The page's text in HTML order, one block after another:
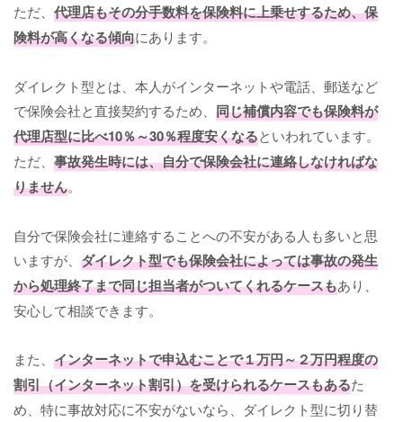
ただ、 代理店もその分手数料を保険料に上乗せするため、保
険料が高くなる傾向にあります。
ダイレクト型とは、本人がインターネットや電話、郵送など
で保険会社と直接契約するため、 同じ補償内容でも保険料が
代理店型に比べ10％～30％程度安くなるといわれています。
ただ、 事故発生時には、自分で保険会社に連絡しなければな
りません。
自分で保険会社に連絡することへの不安がある人も多いと思
いますが、 ダイレクト型でも保険会社によっては事故の発生
から処理終了まで同じ担当者がついてくれるケースもあり、
安心して相談できます。
また、 インターネットで申込むことで１万円～２万円程度の
割引（インターネット割引）を受けられるケースもあるた
め、特に事故対応に不安がないなら、ダイレクト型に切り替